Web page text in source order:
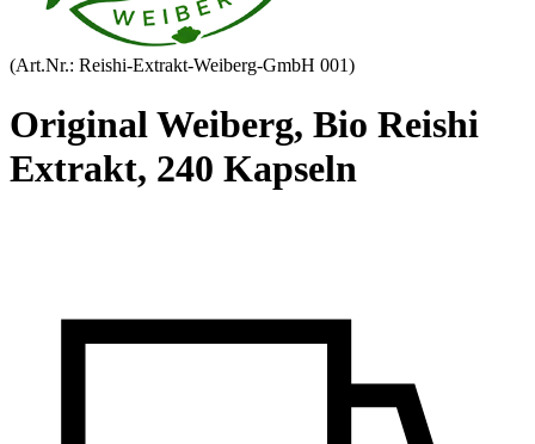
(Art.Nr.: Reishi-Extrakt-Weiberg-GmbH 001)
Original Weiberg, Bio Reishi
Extrakt, 240 Kapseln